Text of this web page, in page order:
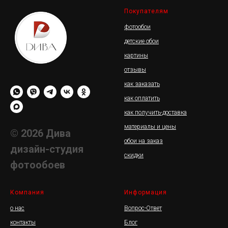
© 2026 Дива
дизайн-студия
фотообоев
Покупателям
фотообои
детские обои
картины
отзывы
как заказать
как оплатить
как получить-доставка
материалы и цены
обои на заказ
скидки
Компания
о нас
контакты
Информация
Вопрос-Ответ
Блог